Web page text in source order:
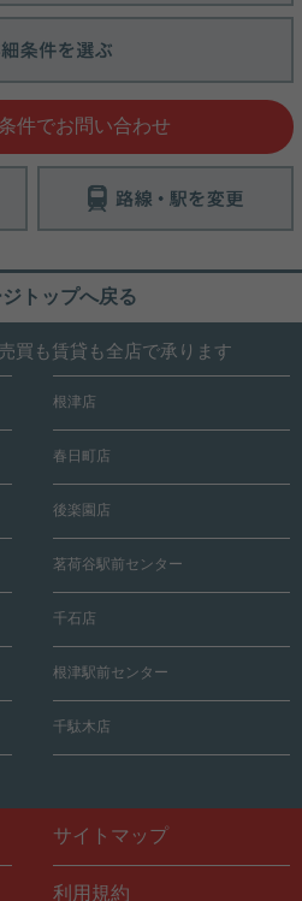
件でお問い合わせ
トップへ戻る
買も賃貸も全店で承ります
根津店
春日町店
後楽園店
茗荷谷駅前センター
千石店
根津駅前センター
千駄木店
サイトマップ
利用規約